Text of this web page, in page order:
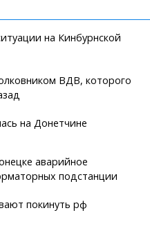
на Кинбурнской
ВДВ, которого
на Донетчине
аварийное
подстанции
покинуть рф